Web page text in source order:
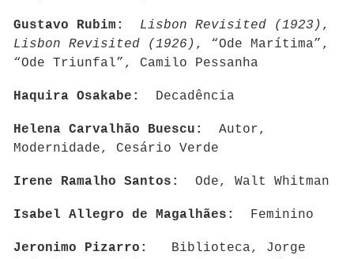
Gustavo Rubim: Lisbon Revisited (1923) ,
Lisbon Revisited (1926) , “Ode Marítima”,
“Ode Triunfal”, Camilo Pessanha
Haquira Osakabe: Decadência
Helena Carvalhão Buescu: Autor,
Modernidade, Cesário Verde
Irene Ramalho Santos: Ode, Walt Whitman
Isabel Allegro de Magalhães: Feminino
Jeronimo Pizarro: Biblioteca, Jorge